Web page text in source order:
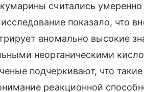
считались
показало, что
аномально высокие
неорганическими
подчеркивают, что
реакционной